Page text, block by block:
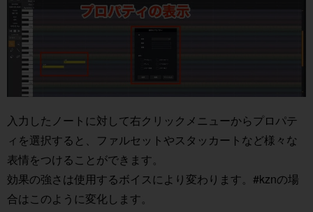
入力したノートに対して右クリックメニューからプロパテ
ィを選択すると、ファルセットやスタッカートなど様々な
表情をつけることができます。
効果の強さは使用するボイスにより変わります。#kznの場
合はこのように変化します。